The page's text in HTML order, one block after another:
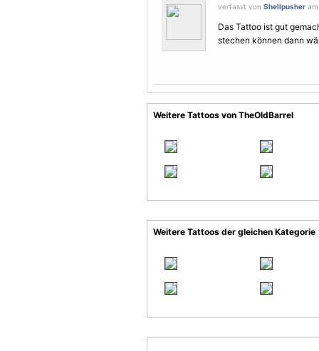
verfasst von Shellpusher
Das Tattoo ist gut
stechen können dann
Weitere Tattoos von TheOldBarrel
Weitere Tattoos der gleichen Kategorie